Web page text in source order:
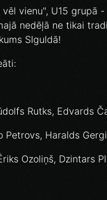
vienu", U15 grupā -
nedēļā ne tikai
SIguldā!
Rutks, Edvards
Haralds
Ozoliņš, Dzintars